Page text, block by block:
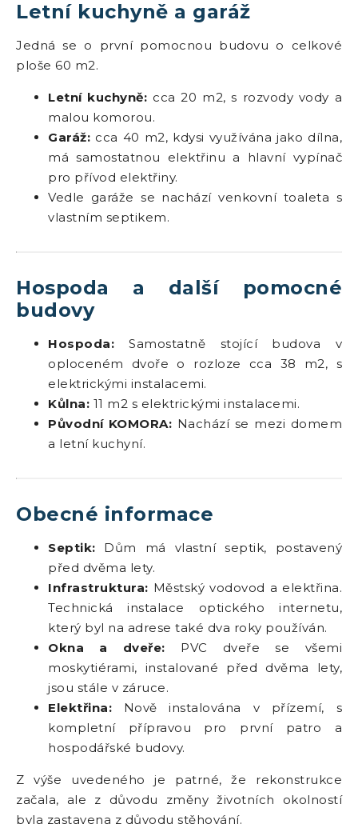
Letní kuchyně a garáž
Jedná se o první pomocnou budovu o celkové
ploše 60 m2.
Letní kuchyně: cca 20 m2, s rozvody vody a
malou komorou.
Garáž: cca 40 m2, kdysi využívána jako dílna,
má samostatnou elektřinu a hlavní vypínač
pro přívod elektřiny.
Vedle garáže se nachází venkovní toaleta s
vlastním septikem.
Hospoda a další pomocné
budovy
Hospoda: Samostatně stojící budova v
oploceném dvoře o rozloze cca 38 m2, s
elektrickými instalacemi.
Kůlna: 11 m2 s elektrickými instalacemi.
Původní KOMORA: Nachází se mezi domem
a letní kuchyní.
Obecné informace
Septik: Dům má vlastní septik, postavený
před dvěma lety.
Infrastruktura: Městský vodovod a elektřina.
Technická instalace optického internetu,
který byl na adrese také dva roky používán.
Okna a dveře: PVC dveře se všemi
moskytiérami, instalované před dvěma lety,
jsou stále v záruce.
Elektřina: Nově instalována v přízemí, s
kompletní přípravou pro první patro a
hospodářské budovy.
Z výše uvedeného je patrné, že rekonstrukce
začala, ale z důvodu změny životních okolností
byla zastavena z důvodu stěhování.